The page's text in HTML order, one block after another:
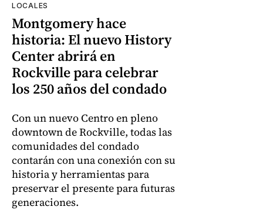
LOCALES
Montgomery hace
historia: El nuevo History
Center abrirá en
Rockville para celebrar
los 250 años del condado
Con un nuevo Centro en pleno
downtown de Rockville, todas las
comunidades del condado
contarán con una conexión con su
historia y herramientas para
preservar el presente para futuras
generaciones.